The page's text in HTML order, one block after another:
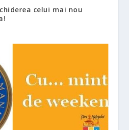
celui mai nou